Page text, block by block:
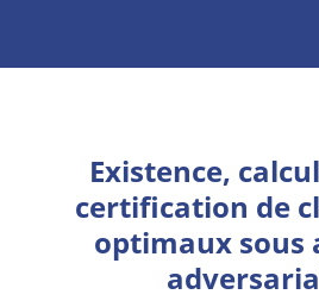
Existence,
certification de
optimaux sous